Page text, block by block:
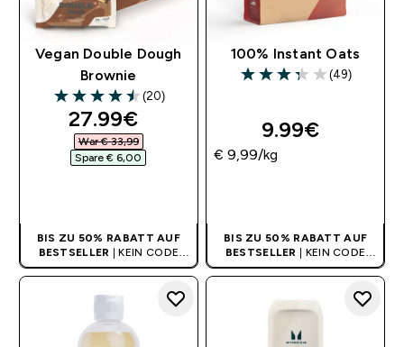
Vegan Double Dough
Brownie
4.5 out of 5 stars
(20)
discounted price
27.99€‎
War € 33,99‎
Spare € 6,00‎
BIS ZU 50% RABATT AUF
BESTSELLER
| KEIN CODE
BENÖTIGT
100% Instant Oats
3.33 out of 5 stars
(49)
9.99€‎
€ 9,99‎/kg
BIS ZU 50% RABATT AUF
BESTSELLER
| KEIN CODE
BENÖTIGT